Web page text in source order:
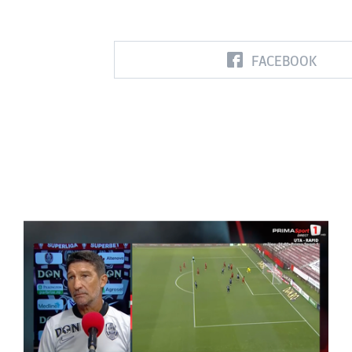
FACEBOOK